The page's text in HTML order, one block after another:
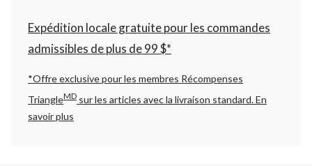
Expédition locale gratuite pour les commandes
admissibles de plus de 99 $*
*Offre exclusive pour les membres Récompenses
TriangleMD sur les articles avec la livraison standard.En
savoir plus